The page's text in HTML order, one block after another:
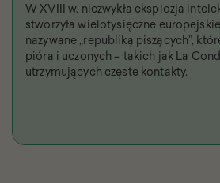
W XVIII w. niezwykła eksplozja
stworzyła wielotysięczne
nazywane „republiką piszących”,
pióra i uczonych – takich jak La
utrzymujących częste kontakty.